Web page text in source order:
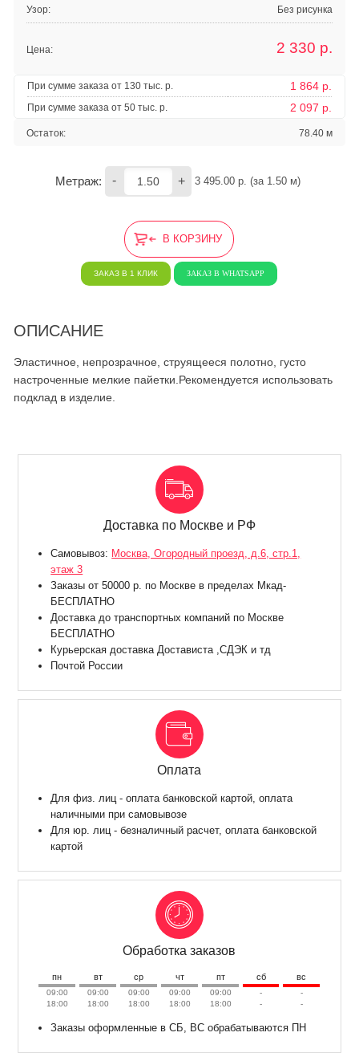
Узор: Без рисунка
Цена: 2 330 р.
При сумме заказа от 130 тыс. р. 1 864 р.
При сумме заказа от 50 тыс. р. 2 097 р.
Остаток: 78.40 м
Метраж: - + 3 495.00 р. (за 1.50 м)
В КОРЗИНУ
ЗАКАЗ В 1 КЛИК ЗАКАЗ В WHATSAPP
ОПИСАНИЕ
Эластичное, непрозрачное, струящееся полотно, густо
настроченные мелкие пайетки.Рекомендуется использовать
подклад в изделие.
Доставка по Москве и РФ
Самовывоз: Москва, Огородный проезд, д.6, стр.1,
этаж 3
Заказы от 50000 р. по Москве в пределах Мкад-
БЕСПЛАТНО
Доставка до транспортных компаний по Москве
БЕСПЛАТНО
Курьерская доставка Достависта ,СДЭК и тд
Почтой России
Оплата
Для физ. лиц - оплата банковской картой, оплата
наличными при самовывозе
Для юр. лиц - безналичный расчет, оплата банковской
картой
Обработка заказов
пн вт ср чт пт сб вс
09:00
18:00
09:00
18:00
09:00
18:00
09:00
18:00
09:00
18:00
-
-
-
-
Заказы оформленные в СБ, ВС обрабатываются ПН